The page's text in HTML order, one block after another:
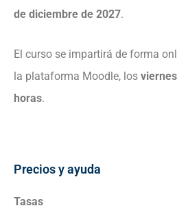
de diciembre de 2027.
El curso se impartirá de forma
la plataforma Moodle, los
horas.
Precios y ayuda
Tasas